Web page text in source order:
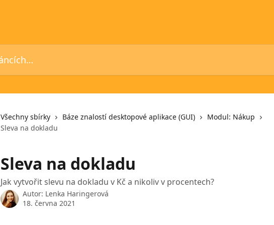
Všechny sbírky Báze znalostí desktopové aplikace (GUI)
Modul: Nákup
Sleva na dokladu
Sleva na dokladu
Jak vytvořit slevu na dokladu v Kč a nikoliv v procentech?
Autor: Lenka Haringerová
18. června 2021